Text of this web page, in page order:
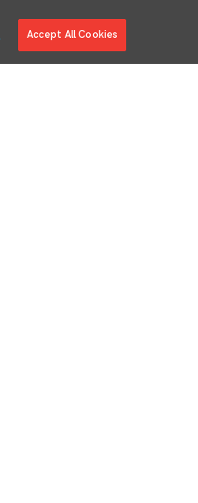
Accept All Cookies